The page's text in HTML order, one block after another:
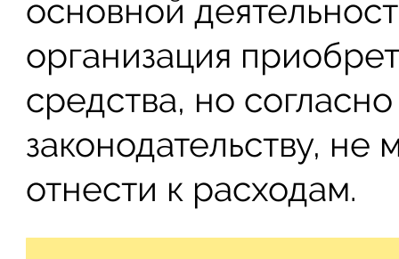
основной
организация
средства, но
законодательству,
отнести к расходам.